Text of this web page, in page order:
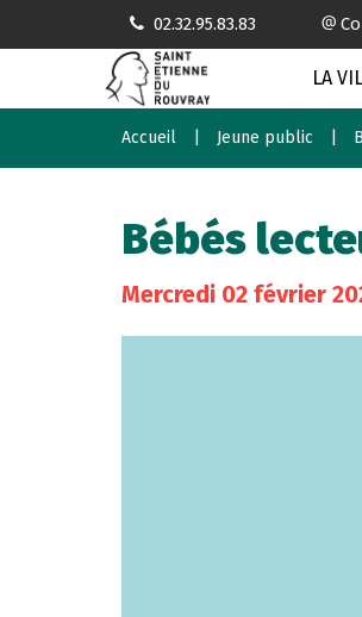
02.32.95.83.83
LA
Accueil Jeune public
Bébés
Mercredi 02 février